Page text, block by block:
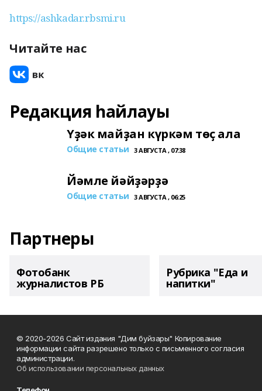
https://ashkadar.rbsmi.ru
Читайте нас
Редакция һайлауы
Үҙәк майҙан күркәм төҫ ала
Общие статьи 3 АВГУСТА , 07:38
Йәмле йәйҙәрҙә
Общие статьи 3 АВГУСТА , 06:25
Партнеры
Фотобанк
журналистов РБ
Рубрика "Еда и
напитки"
© 2020-2026 Сайт издания "Дим буйзары" Копирование
информации сайта разрешено только с письменного согласия
администрации.
Об использовании персональных данных